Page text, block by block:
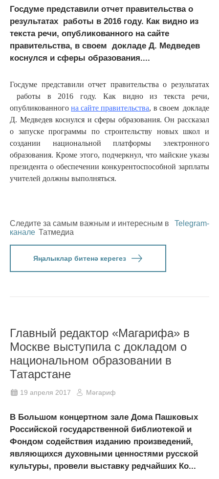
Госдуме представили отчет правительства о
результатах работы в 2016 году. Как видно из
текста речи, опубликованного на сайте
правительства, в своем докладе Д. Медведев
коснулся и сферы образования....
Госдуме представили отчет правительства о результатах
работы в 2016 году. Как видно из текста речи,
опубликованногона сайте правительства, в своем докладе
Д. Медведев коснулся и сферы образования. Он рассказал
о запуске программы по строительству новых школ и
создании национальной платформы электронного
образования. Кроме этого, подчеркнул, что майские указы
президента о обеспечении конкурентоспособной зарплаты
учителей должны выполняться.
Следите за самым важным и интересным в
Telegram-
канале Татмедиа
Яңалыклар битенә керегез
Главный редактор «Магарифа» в
Москве выступила с докладом о
национальном образовании в
Татарстане
19 апреля 2017 Мәгариф
В Большом концертном зале Дома Пашковых
Российской государственной библиотекой и
Фондом содействия изданию произведений,
являющихся духовными ценностями русской
культуры, провели выставку редчайших Ко...